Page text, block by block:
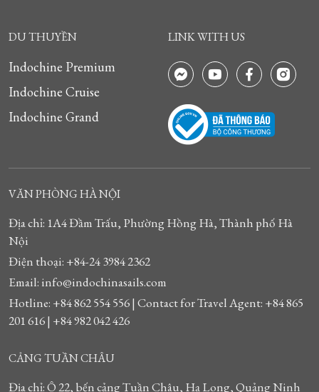
DU THUYỀN
Indochine Premium
Indochine Cruise
Indochine Grand
LINK WITH US
VĂN PHÒNG HÀ NỘI
Địa chỉ: 1A4 Đầm Trấu, Phường Hồng Hà, Thành phố Hà
Nội
Điện thoại: +84-24 3984 2362
Email: info@indochinasails.com
Hotline: +84 862 554 556 | Contact for Travel Agent: +84 865
201 616 | +84 982 042 426
CẢNG TUẦN CHÂU
Địa chỉ: Ô 22, bến cảng Tuần Châu, Hạ Long, Quảng Ninh